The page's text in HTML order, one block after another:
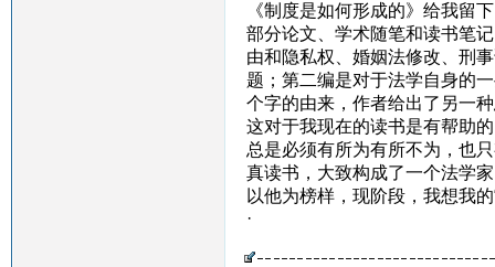
《制度是如何形成的》给我留
部分论文、学术随笔和读书笔
由和隐私权、婚姻法修改、刑
题；第二编是对于法学自身的
个字的由来，作者给出了另一
这对于我现在的读书是有帮助
总是必须有所为有所不为，也
真读书，大致构成了一个法学
以他为榜样，现阶段，我想我
·